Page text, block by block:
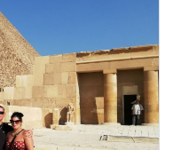
Ende der Tour und